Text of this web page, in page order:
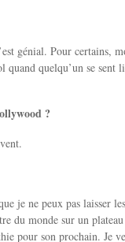
génial. Pour certains,
quand quelqu’un se sent
?
je ne peux pas laisser
du monde sur un
pour son prochain. Je